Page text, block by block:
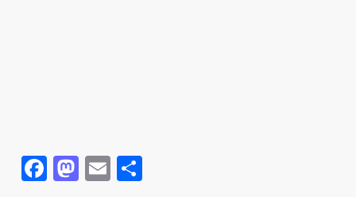
Facebook
Mastodon
Email